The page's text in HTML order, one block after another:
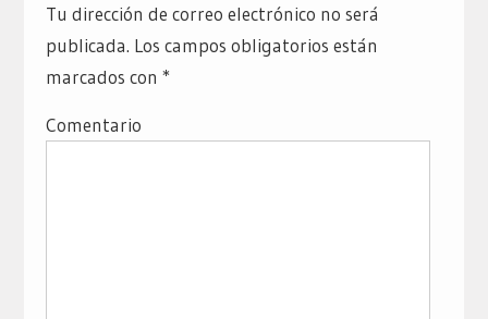
Tu dirección de correo electrónico no será
publicada. Los campos obligatorios están
marcados con *
Comentario